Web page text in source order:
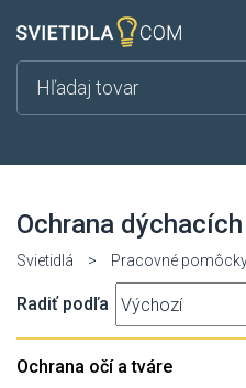
Ochrana
Svietidlá > Pracovné
Radiť podľa
Ochrana očí a tváre